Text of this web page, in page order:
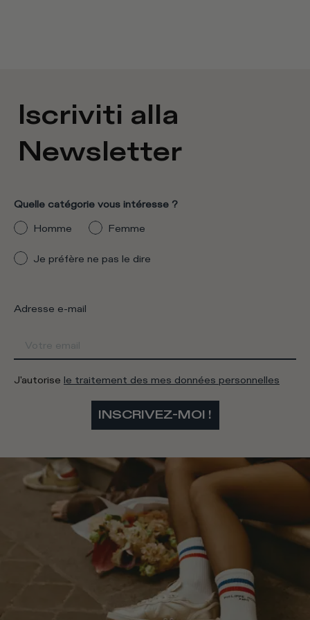
Iscriviti alla
Newsletter
Quelle catégorie vous intéresse ?
Homme
Femme
Je préfère ne pas le dire
Adresse e-mail
J'autorise le traitement des mes données personnelles
INSCRIVEZ-MOI !